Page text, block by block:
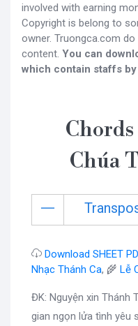
involved with earning
Copyright is belong to
owner. Truongca.com
content. You can
which contain staffs by
Chúa
Download SHEET
Nhạc Thánh Ca, 🌾 Lễ
ĐK: Nguyện xin Thánh
gian ngọn lửa tình yêu